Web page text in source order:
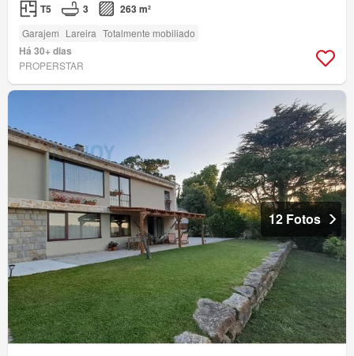
T5 3 263 m²
Garajem Lareira Totalmente mobiliado
Há 30+ dias
PROPERSTAR
12 Fotos